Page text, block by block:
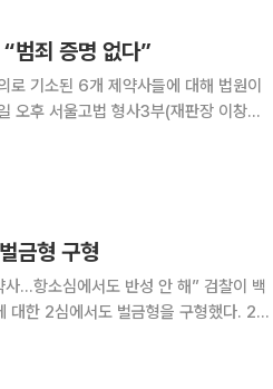
범죄 증명 없다”
기소된 6개 제약사들에 대해 법원이
고기일
금형 구형
심에서도 반성 안 해” 검찰이 백
한 2심에서도 벌금형을 구형했다. 21
은 그 자체